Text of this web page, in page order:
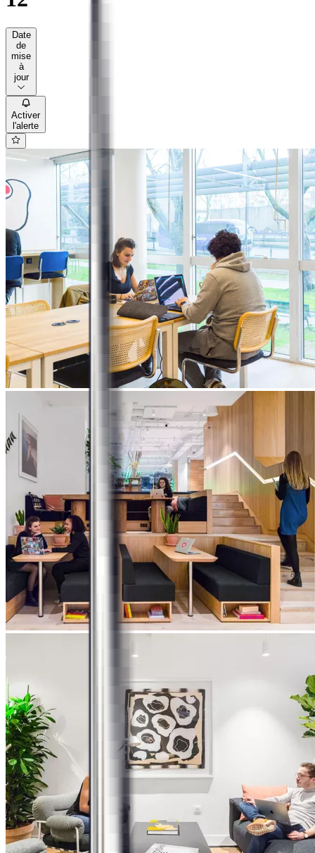
Date
de
mise
à
jour
Activer
l'alerte